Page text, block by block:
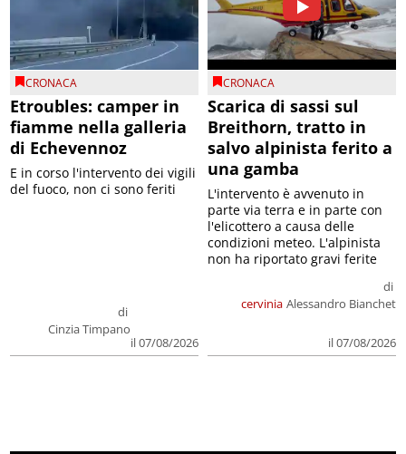
CRONACA
Etroubles: camper in
fiamme nella galleria
di Echevennoz
di
Cinzia Timpano
il 07/08/2026
E in corso l'intervento dei vigili
del fuoco, non ci sono feriti
CRONACA
Scarica di sassi sul
Breithorn, tratto in
salvo alpinista ferito a
una gamba
cervinia
di
Alessandro Bianchet
il 07/08/2026
L'intervento è avvenuto in
parte via terra e in parte con
l'elicottero a causa delle
condizioni meteo. L'alpinista
non ha riportato gravi ferite